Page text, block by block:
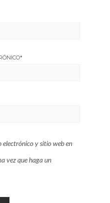
*
y sitio web en
vez que haga un